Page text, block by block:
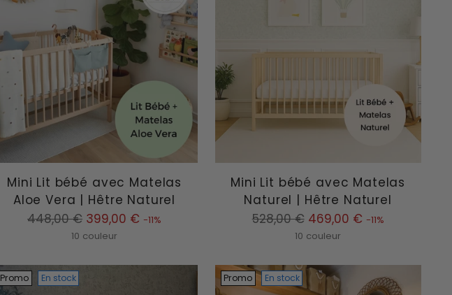
Mini Lit bébé avec Matelas
Aloe Vera | Hêtre Naturel
Prix
448,00 € 399,00 € -11%
10 couleur
Mini Lit bébé avec Matelas
Naturel | Hêtre Naturel
Prix
528,00 € 469,00 € -11%
10 couleur
Promo En stock Promo En stock